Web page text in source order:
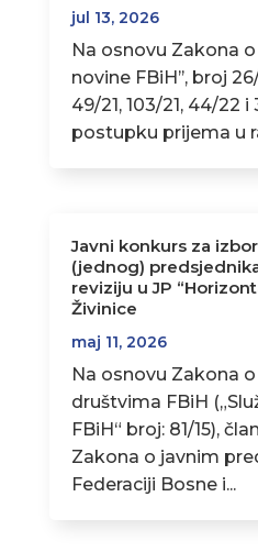
jul 13, 2026
Na osnovu Zakona o
novine FBiH’’, broj
49/21, 103/21, 44/22
postupku prijema u
Javni konkurs za
(jednog)
reviziju u JP
Živinice
maj 11, 2026
Na osnovu Zakona
društvima FBiH
FBiH“ broj: 81/15),
Zakona o javnim
Federaciji Bosne i...